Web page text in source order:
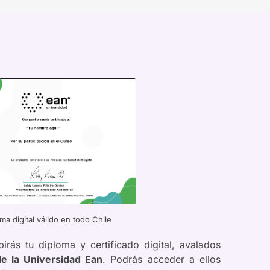
digital válido en todo Chile
tu diploma y certificado digital, avalados
la Universidad Ean. Podrás acceder a ellos